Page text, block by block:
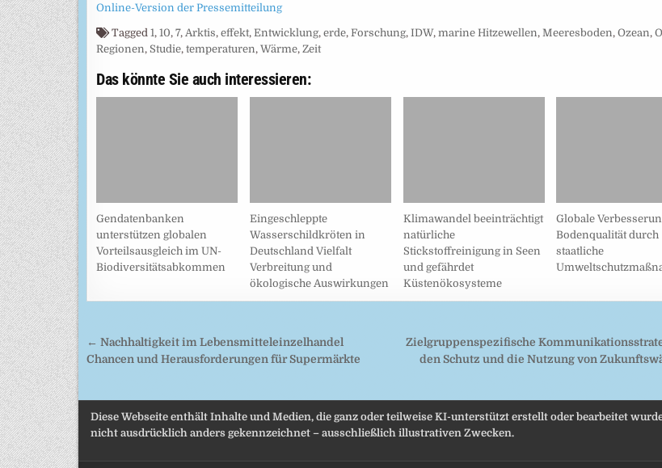
Online-Version der Pressemitteilung
Tagged 1, 10, 7, Arktis, effekt, Entwicklung, erde, Forschung, IDW, marine Hitzewellen, Meeresboden, Ozean,
Regionen, Studie, temperaturen, Wärme, Zeit
Das könnte Sie auch interessieren:
Gendatenbanken
unterstützen globalen
Vorteilsausgleich im UN-
Biodiversitätsabkommen
Eingeschleppte
Wasserschildkröten in
Deutschland Vielfalt
Verbreitung und
ökologische Auswirkungen
Klimawandel beeinträchtigt
natürliche
Stickstoffreinigung in Seen
und gefährdet
Küstenökosysteme
Globale
Bodenqualität durch
staatliche
Beitragsnavigation
Zielgruppenspezifische
den Schutz und die Nutzung von
← Nachhaltigkeit im Lebensmitteleinzelhandel
Chancen und Herausforderungen für Supermärkte
Diese Webseite enthält Inhalte und Medien, die ganz oder teilweise KI-unterstützt erstellt oder bearbeitet
nicht ausdrücklich anders gekennzeichnet – ausschließlich illustrativen Zwecken.